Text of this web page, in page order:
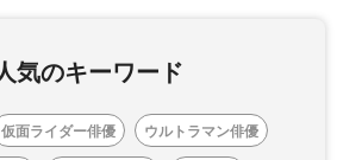
気のキーワード
仮面ライダー俳優
ウルトラマン俳優